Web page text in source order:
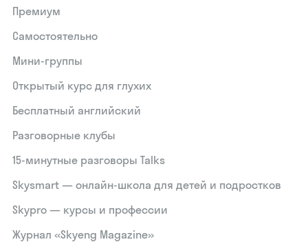
Премиум
Самостоятельно
Мини-группы
Открытый курс для глухих
Бесплатный английский
Разговорные клубы
15‑минутные разговоры Talks
Skysmart — онлайн-школа для детей и подростков
Skypro — курсы и профессии
Журнал «Skyeng Magazine»